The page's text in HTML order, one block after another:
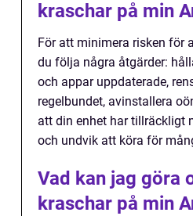
kraschar på min
För att minimera risken för
du följa några åtgärder:
och appar uppdaterade,
regelbundet, avinstallera
att din enhet har tillräckligt
och undvik att köra för
Vad kan jag göra
kraschar på min